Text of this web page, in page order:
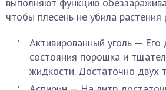
чтобы плесень не убила
Активированный уголь —
состояния порошка и
жидкости. Достаточно двух